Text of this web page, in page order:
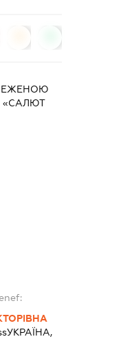
«САЛЮТ
УКРАЇНА,